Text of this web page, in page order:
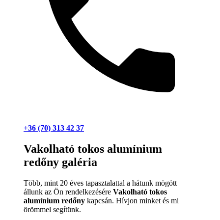
+36 (70) 313 42 37
Vakolható tokos alumínium
redőny galéria
Több, mint 20 éves tapasztalattal a hátunk mögött
állunk az Ön rendelkezésére Vakolható tokos
alumínium redőny kapcsán. Hívjon minket és mi
örömmel segítünk.